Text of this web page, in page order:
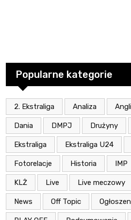
Popularne kategorie
2. Ekstraliga Analiza
Dania DMPJ Drużyny
Ekstraliga Ekstraliga U24
Fotorelacje Historia IMP
KLŻ Live Live meczowy
News Off Topic